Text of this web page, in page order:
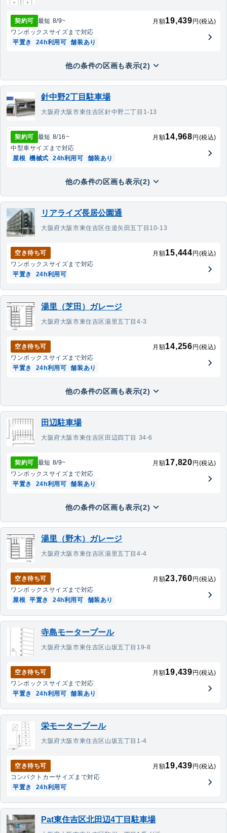
契約可 最短 8/9~ 月額19,439 円(税込)
ワンボックスサイズまで対応
平置き
24h利用可 舗装あり
他の条件の区画も表示(2)
針中野2丁目駐車場
大阪府大阪市東住吉区針中野二丁目1-13
契約可 最短 8/16~ 月額14,968 円(税込)
中型車サイズまで対応
屋根 機械式 24h利用可 舗装あり
他の条件の区画も表示(2)
リアライズ長居公園通
大阪府大阪市東住吉区住道矢田五丁目10-13
空き待ち可 月額15,444 円(税込)
ワンボックスサイズまで対応
平置き
24h利用可
湯里（芝田）ガレージ
大阪府大阪市東住吉区湯里五丁目4-3
空き待ち可 月額14,256 円(税込)
ワンボックスサイズまで対応
平置き
24h利用可 舗装あり
他の条件の区画も表示(2)
田辺駐車場
大阪府大阪市東住吉区田辺四丁目 34-6
契約可 最短 8/9~ 月額17,820 円(税込)
ワンボックスサイズまで対応
平置き
24h利用可 舗装あり
他の条件の区画も表示(2)
湯里（野木）ガレージ
大阪府大阪市東住吉区湯里五丁目4-4
空き待ち可 月額23,760 円(税込)
ワンボックスサイズまで対応
屋根 平置き 24h利用可 舗装あり
寺島モータープール
大阪府大阪市東住吉区山坂五丁目19-8
空き待ち可 月額19,439 円(税込)
ワンボックスサイズまで対応
平置き
24h利用可 舗装あり
栄モータープール
大阪府大阪市東住吉区山坂五丁目1-4
空き待ち可 月額19,439 円(税込)
コンパクトカーサイズまで対応
平置き
24h利用可
Pat東住吉区北田辺4丁目駐車場